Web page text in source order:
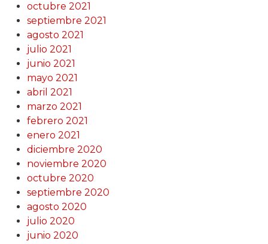
octubre 2021
septiembre 2021
agosto 2021
julio 2021
junio 2021
mayo 2021
abril 2021
marzo 2021
febrero 2021
enero 2021
diciembre 2020
noviembre 2020
octubre 2020
septiembre 2020
agosto 2020
julio 2020
junio 2020